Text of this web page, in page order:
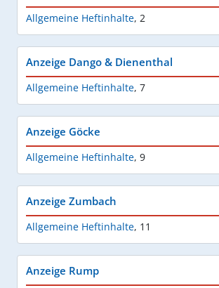
Allgemeine Heftinhalte, 2
Anzeige Dango & Dienenthal
Allgemeine Heftinhalte, 7
Anzeige Göcke
Allgemeine Heftinhalte, 9
Anzeige Zumbach
Allgemeine Heftinhalte, 11
Anzeige Rump